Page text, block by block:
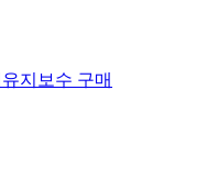
유지보수 구매